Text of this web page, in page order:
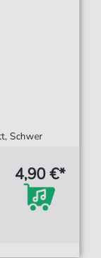
Schwer
4,90 €*